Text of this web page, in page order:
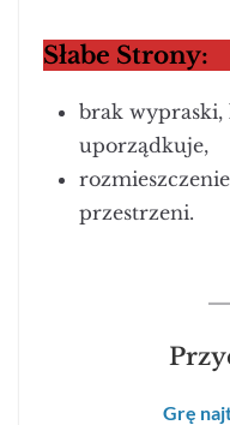
Słabe Strony:
brak wypraski,
uporządkuje,
przestrzeni.
Grę